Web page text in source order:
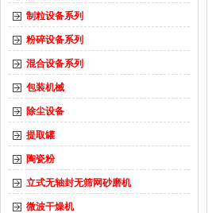
制粒设备系列
粉碎设备系列
混合设备系列
包装机械
除尘设备
提取罐
陶瓷粉
立式无轴封无筛网砂磨机
微波干燥机